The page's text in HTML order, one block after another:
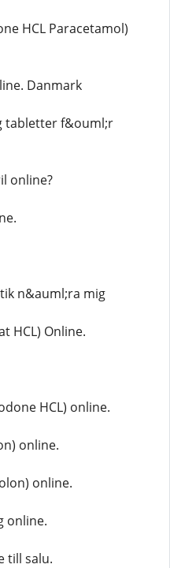
HCL Paracetamol)
Danmark
tabletter f&ouml;r
online?
n&auml;ra mig
HCL) Online.
HCL) online.
online.
online.
online.
till salu.